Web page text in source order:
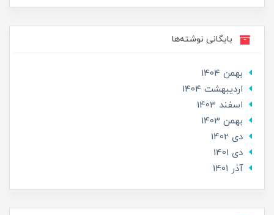
بایگانی نوشته‌ها
بهمن 1404
ارديبهشت 1404
اسفند 1403
بهمن 1403
دی 1402
دی 1401
آذر 1401